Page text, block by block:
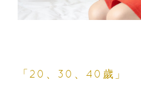
「20、30、40歲」